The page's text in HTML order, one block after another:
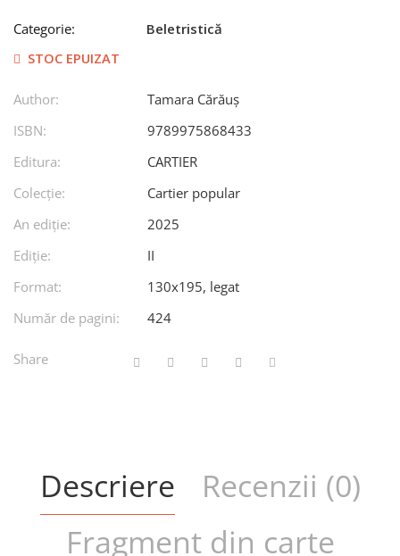
Categorie:
Beletristică
STOC EPUIZAT
Author:
Tamara Cărăuș
ISBN:
9789975868433
Editura:
CARTIER
Colecție:
Cartier popular
An ediţie:
2025
Ediţie:
II
Format:
130x195, legat
Număr de pagini:
424
Share
Descriere
Recenzii (0)
Fragment din carte